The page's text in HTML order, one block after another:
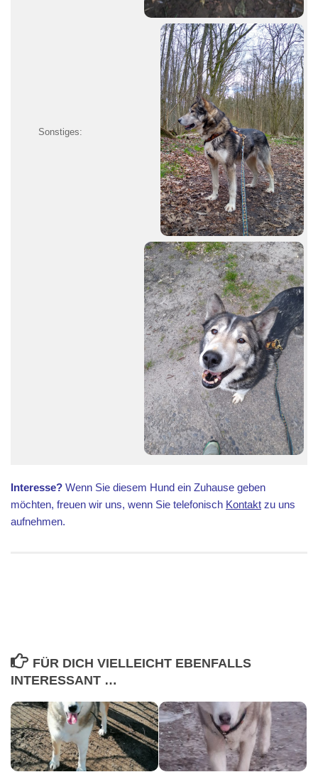
Sonstiges:
Interesse? Wenn Sie diesem Hund ein Zuhause geben
möchten, freuen wir uns, wenn Sie telefonisch Kontakt zu uns
aufnehmen.
FÜR DICH VIELLEICHT EBENFALLS
INTERESSANT …